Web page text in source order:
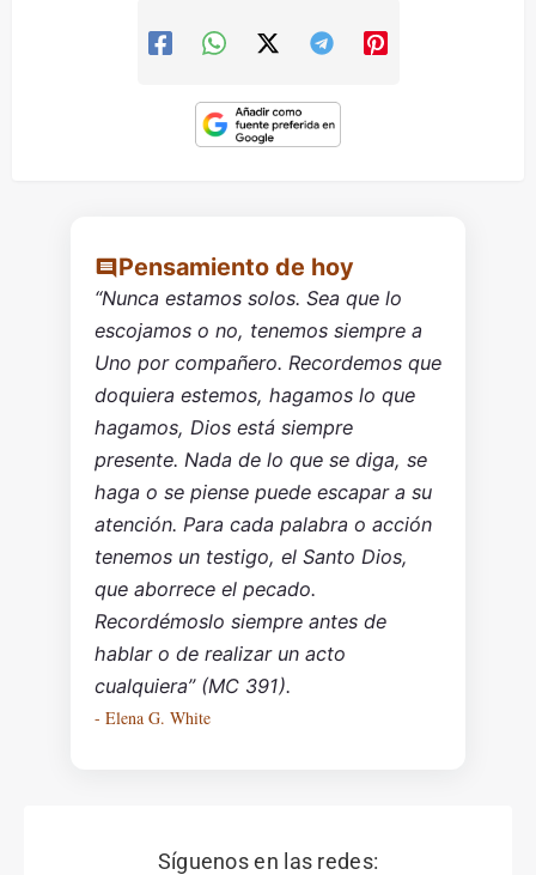
Pensamiento de hoy
“Nunca estamos solos. Sea que lo
escojamos o no, tenemos siempre a
Uno por compañero. Recordemos que
doquiera estemos, hagamos lo que
hagamos, Dios está siempre
presente. Nada de lo que se diga, se
haga o se piense puede escapar a su
atención. Para cada palabra o acción
tenemos un testigo, el Santo Dios,
que aborrece el pecado.
Recordémoslo siempre antes de
hablar o de realizar un acto
cualquiera” (MC 391).
- Elena G. White
Síguenos en las redes: